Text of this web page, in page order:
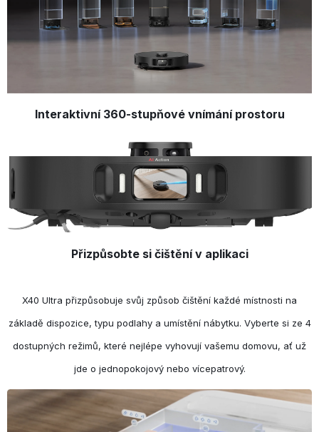
Interaktivní 360-stupňové vnímání prostoru
Přizpůsobte si čištění v aplikaci
X40 Ultra přizpůsobuje svůj způsob čištění každé místnosti na
základě dispozice, typu podlahy a umístění nábytku. Vyberte si ze 4
dostupných režimů, které nejlépe vyhovují vašemu domovu, ať už
jde o jednopokojový nebo vícepatrový.